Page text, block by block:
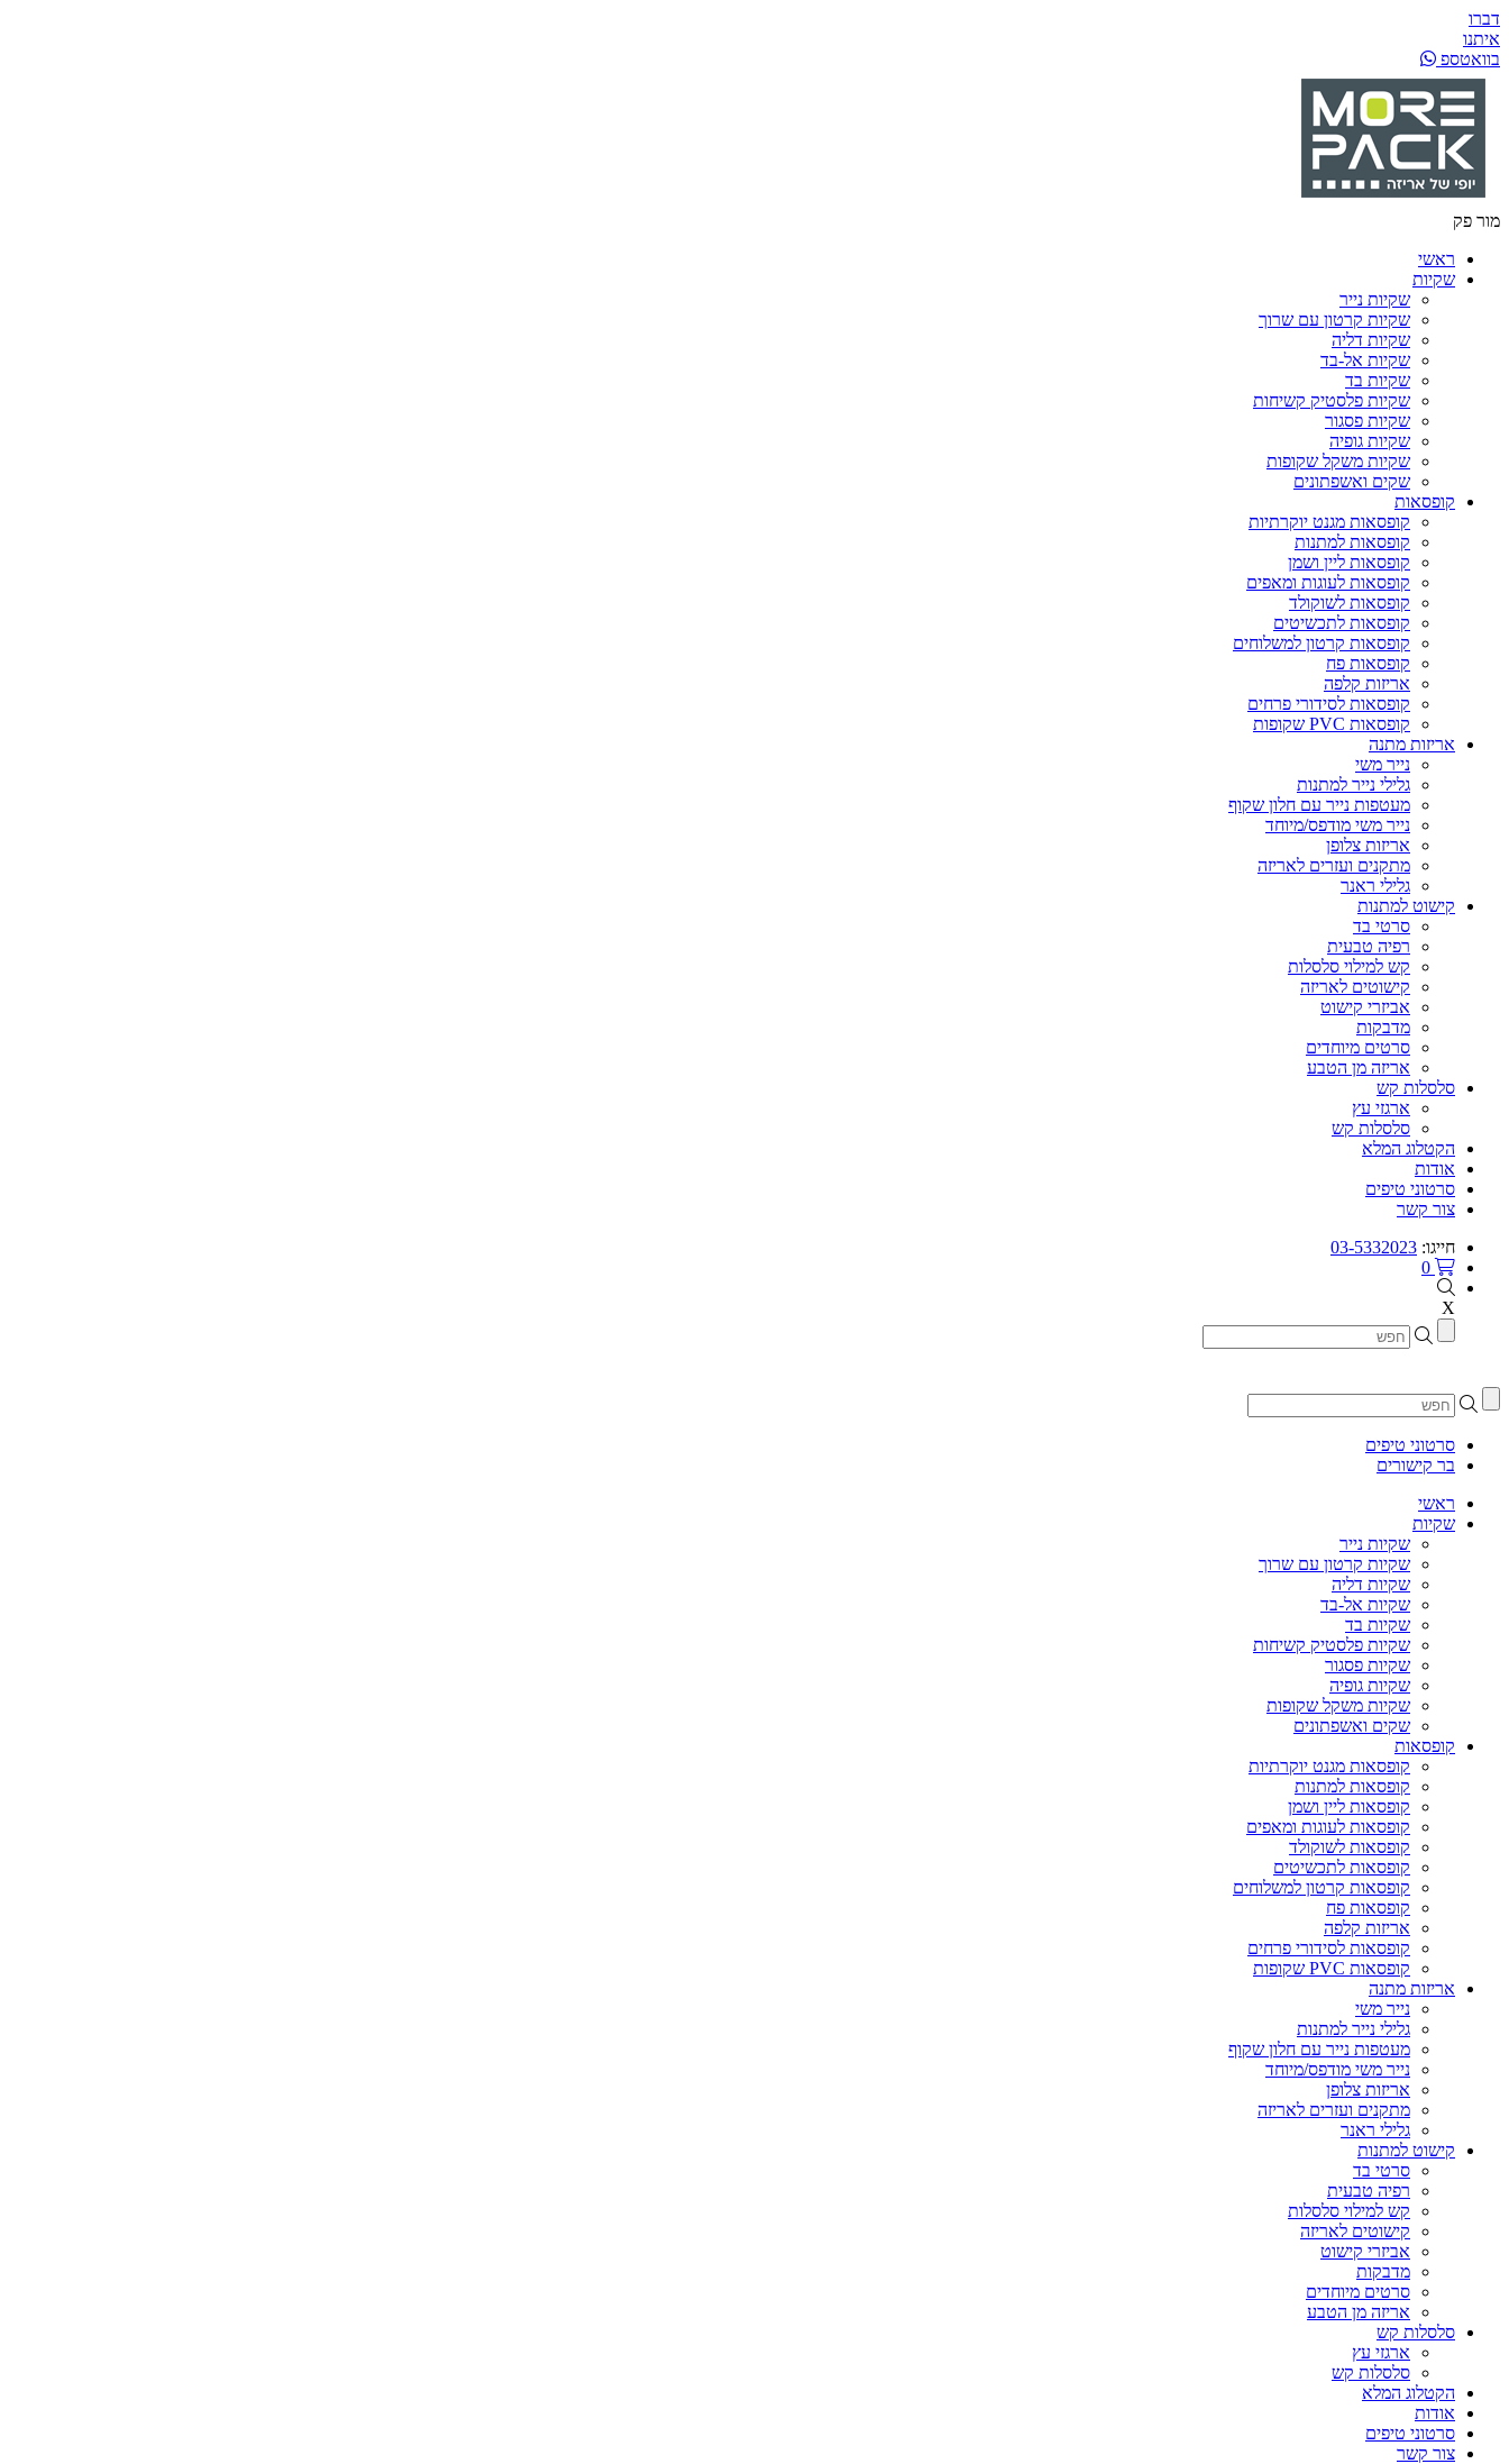
דברו
איתנו
בוואטספ
מור פק
ראשי
שקיות
שקיות נייר
שקיות קרטון עם שרוך
שקיות דליה
שקיות אל-בד
שקיות בד
שקיות פלסטיק קשיחות
שקיות פסגור
שקיות גופיה
שקיות משקל שקופות
שקים ואשפתונים
קופסאות
קופסאות מגנט יוקרתיות
קופסאות למתנות
קופסאות ליין ושמן
קופסאות לעוגות ומאפים
קופסאות לשוקולד
קופסאות לתכשיטים
קופסאות קרטון למשלוחים
קופסאות פח
אריזות קלפה
קופסאות לסידורי פרחים
קופסאות PVC שקופות
אריזות מתנה
נייר משי
גלילי נייר למתנות
מעטפות נייר עם חלון שקוף
נייר משי מודפס/מיוחד
אריזות צלופן
מתקנים ועזרים לאריזה
גלילי ראנר
קישוט למתנות
סרטי בד
רפיה טבעית
קש למילוי סלסלות
קישוטים לאריזה
אביזרי קישוט
מדבקות
סרטים מיוחדים
אריזה מן הטבע
סלסלות קש
ארגזי עץ
סלסלות קש
הקטלוג המלא
אודות
סרטוני טיפים
צור קשר
חייגו: 03-5332023
0
X
סרטוני טיפים
בר קישורים
ראשי
שקיות
שקיות נייר
שקיות קרטון עם שרוך
שקיות דליה
שקיות אל-בד
שקיות בד
שקיות פלסטיק קשיחות
שקיות פסגור
שקיות גופיה
שקיות משקל שקופות
שקים ואשפתונים
קופסאות
קופסאות מגנט יוקרתיות
קופסאות למתנות
קופסאות ליין ושמן
קופסאות לעוגות ומאפים
קופסאות לשוקולד
קופסאות לתכשיטים
קופסאות קרטון למשלוחים
קופסאות פח
אריזות קלפה
קופסאות לסידורי פרחים
קופסאות PVC שקופות
אריזות מתנה
נייר משי
גלילי נייר למתנות
מעטפות נייר עם חלון שקוף
נייר משי מודפס/מיוחד
אריזות צלופן
מתקנים ועזרים לאריזה
גלילי ראנר
קישוט למתנות
סרטי בד
רפיה טבעית
קש למילוי סלסלות
קישוטים לאריזה
אביזרי קישוט
מדבקות
סרטים מיוחדים
אריזה מן הטבע
סלסלות קש
ארגזי עץ
סלסלות קש
הקטלוג המלא
אודות
סרטוני טיפים
צור קשר